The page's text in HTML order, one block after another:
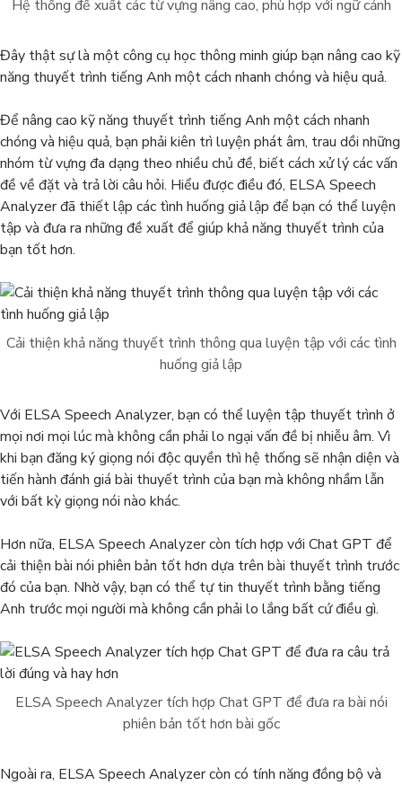
Hệ thống đề xuất các từ vựng nâng cao, phù hợp với ngữ cảnh
Đây thật sự là một công cụ học thông minh giúp bạn nâng cao kỹ
năng thuyết trình tiếng Anh một cách nhanh chóng và hiệu quả.
Để nâng cao kỹ năng thuyết trình tiếng Anh một cách nhanh
chóng và hiệu quả, bạn phải kiên trì luyện phát âm, trau dồi những
nhóm từ vựng đa dạng theo nhiều chủ đề, biết cách xử lý các vấn
đề về đặt và trả lời câu hỏi. Hiểu được điều đó, ELSA Speech
Analyzer đã thiết lập các tình huống giả lập để bạn có thể luyện
tập và đưa ra những đề xuất để giúp khả năng thuyết trình của
bạn tốt hơn.
Cải thiện khả năng thuyết trình thông qua luyện tập với các tình
huống giả lập
Với ELSA Speech Analyzer, bạn có thể luyện tập thuyết trình ở
mọi nơi mọi lúc mà không cần phải lo ngại vấn đề bị nhiễu âm. Vì
khi bạn đăng ký giọng nói độc quyền thì hệ thống sẽ nhận diện và
tiến hành đánh giá bài thuyết trình của bạn mà không nhầm lẫn
với bất kỳ giọng nói nào khác.
Hơn nữa, ELSA Speech Analyzer còn tích hợp với Chat GPT để
cải thiện bài nói phiên bản tốt hơn dựa trên bài thuyết trình trước
đó của bạn. Nhờ vậy, bạn có thể tự tin thuyết trình bằng tiếng
Anh trước mọi người mà không cần phải lo lắng bất cứ điều gì.
ELSA Speech Analyzer tích hợp Chat GPT để đưa ra bài nói
phiên bản tốt hơn bài gốc
Ngoài ra, ELSA Speech Analyzer còn có tính năng đồng bộ và